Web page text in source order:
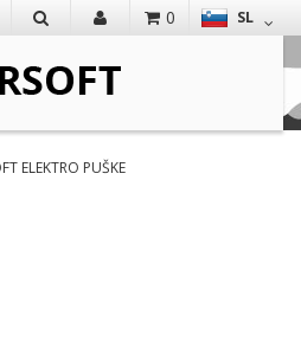
SL
0
ELEKTRO PUŠKE